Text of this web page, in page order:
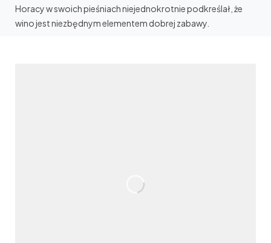
Horacy w swoich pieśniach niejednokrotnie podkreślał, że
wino jest niezbędnym elementem dobrej zabawy.